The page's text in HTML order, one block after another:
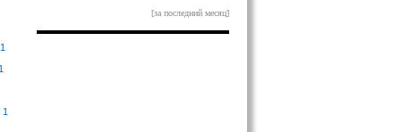
[за последний месяц]